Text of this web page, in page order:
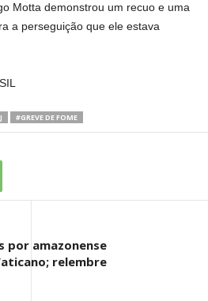
Motta demonstrou um recuo e uma
a perseguição que ele estava
#GREVE DE FOME
por amazonense
relembre